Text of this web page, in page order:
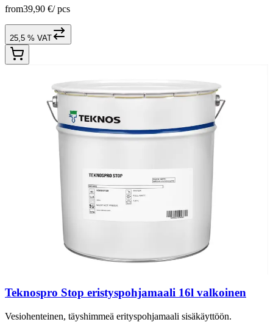
from39,90 €/ pcs
25,5 % VAT
Teknospro Stop eristyspohjamaali 16l valkoinen
Vesiohenteinen, täyshimmeä erityspohjamaali sisäkäyttöön.